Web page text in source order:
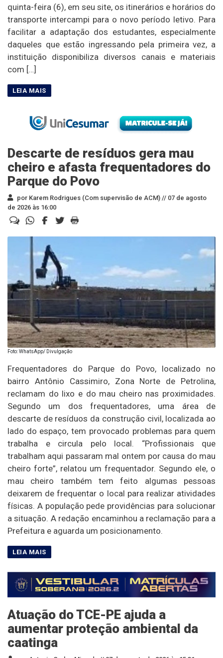
quinta-feira (6), em seu site, os itinerários e horários do
transporte intercampi para o novo período letivo. Para
facilitar a adaptação dos estudantes, especialmente
daqueles que estão ingressando pela primeira vez, a
instituição disponibiliza diversos canais e materiais
com […]
Descarte de resíduos gera mau
cheiro e afasta frequentadores do
Parque do Povo
por Karem Rodrigues (Com supervisão de ACM) // 07 de agosto
de 2026 às 16:00
Foto: WhatsApp/ Divulgação
Frequentadores do Parque do Povo, localizado no
bairro Antônio Cassimiro, Zona Norte de Petrolina,
reclamam do lixo e do mau cheiro nas proximidades.
Segundo um dos frequentadores, uma área de
descarte de resíduos da construção civil, localizada ao
lado do espaço, tem provocado problemas para quem
trabalha e circula pelo local. “Profissionais que
trabalham aqui passaram mal ontem por causa do mau
cheiro forte”, relatou um frequentador. Segundo ele, o
mau cheiro também tem feito algumas pessoas
deixarem de frequentar o local para realizar atividades
físicas. A população pede providências para solucionar
a situação. A redação encaminhou a reclamação para a
Prefeitura e aguarda um posicionamento.
Atuação do TCE-PE ajuda a
aumentar proteção ambiental da
caatinga